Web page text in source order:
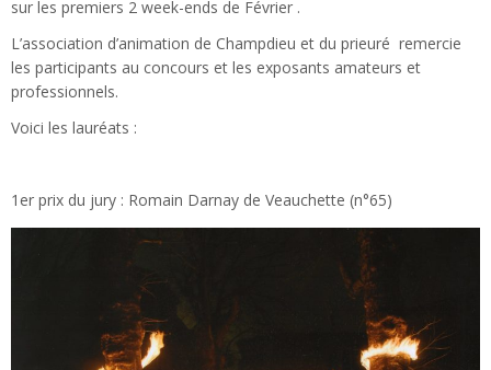
sur les premiers 2 week-ends de Février .
L’association d’animation de Champdieu et du prieuré remercie
les participants au concours et les exposants amateurs et
professionnels.
Voici les lauréats :
1er prix du jury : Romain Darnay de Veauchette (n°65)